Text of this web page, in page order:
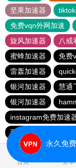
坚果加速器
免费vqn外网加速
旋风加速器
八戒
蜜蜂加速器
免费
雷轰加速器
银河加速器
慧通
银河加速器
instagram免费加速
西柚加速器
首页 安卓
永久免